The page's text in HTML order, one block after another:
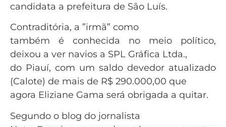
candidata a prefeitura de São Luís.
Contraditória, a ”irmã” como
também é conhecida no meio político,
deixou a ver navios a SPL Gráfica Ltda.,
do Piauí, com um saldo devedor atualizado
(Calote) de mais de R$ 290.000,00 que
agora Eliziane Gama será obrigada a quitar.
Segundo o blog do jornalista